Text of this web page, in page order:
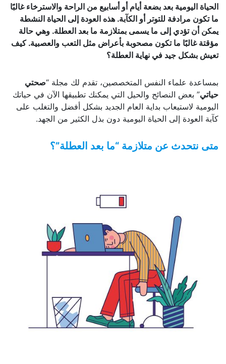
الحياة اليومية بعد بضعة أيام أو أسابيع من الراحة والاسترخاء غالبًا
ما تكون مرادفة للتوتر أو الكآبة. هذه العودة إلى الحياة النشطة
يمكن أن تؤدي إلى ما يسمى بمتلازمة ما بعد العطلة. وهي حالة
مؤقتة غالبًا ما تكون مصحوبة بأعراض مثل التعب والعصبية. كيف
تعيش بشكل جيد في نهاية العطلة؟
بمساعدة علماء النفس المتخصصين، تقدم لك مجلة “صحتي
حياتي” بعض النصائح والحيل التي يمكنك تطبيقها الآن في حياتك
اليومية لاستيعاب بداية العام الجديد بشكل أفضل والتغلب على
كآبة العودة إلى الحياة اليومية دون بذل الكثير من الجهد.
متى نتحدث عن متلازمة “ما بعد العطلة”؟